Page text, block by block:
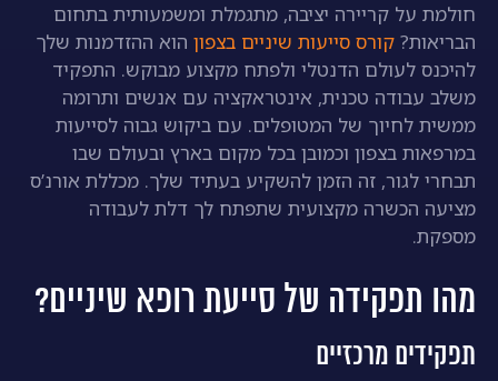
חולמת על קריירה יציבה, מתגמלת ומשמעותית בתחום
הבריאות? קורס סייעות שיניים בצפון הוא ההזדמנות שלך
להיכנס לעולם הדנטלי ולפתח מקצוע מבוקש. התפקיד
משלב עבודה טכנית, אינטראקציה עם אנשים ותרומה
ממשית לחיוך של המטופלים. עם ביקוש גבוה לסייעות
במרפאות בצפון וכמובן בכל מקום בארץ ובעולם שבו
תבחרי לגור, זה הזמן להשקיע בעתיד שלך. מכללת אורנ’ס
מציעה הכשרה מקצועית שתפתח לך דלת לעבודה
מספקת.
מהו תפקידה של סייעת רופא שיניים?
תפקידים מרכזיים